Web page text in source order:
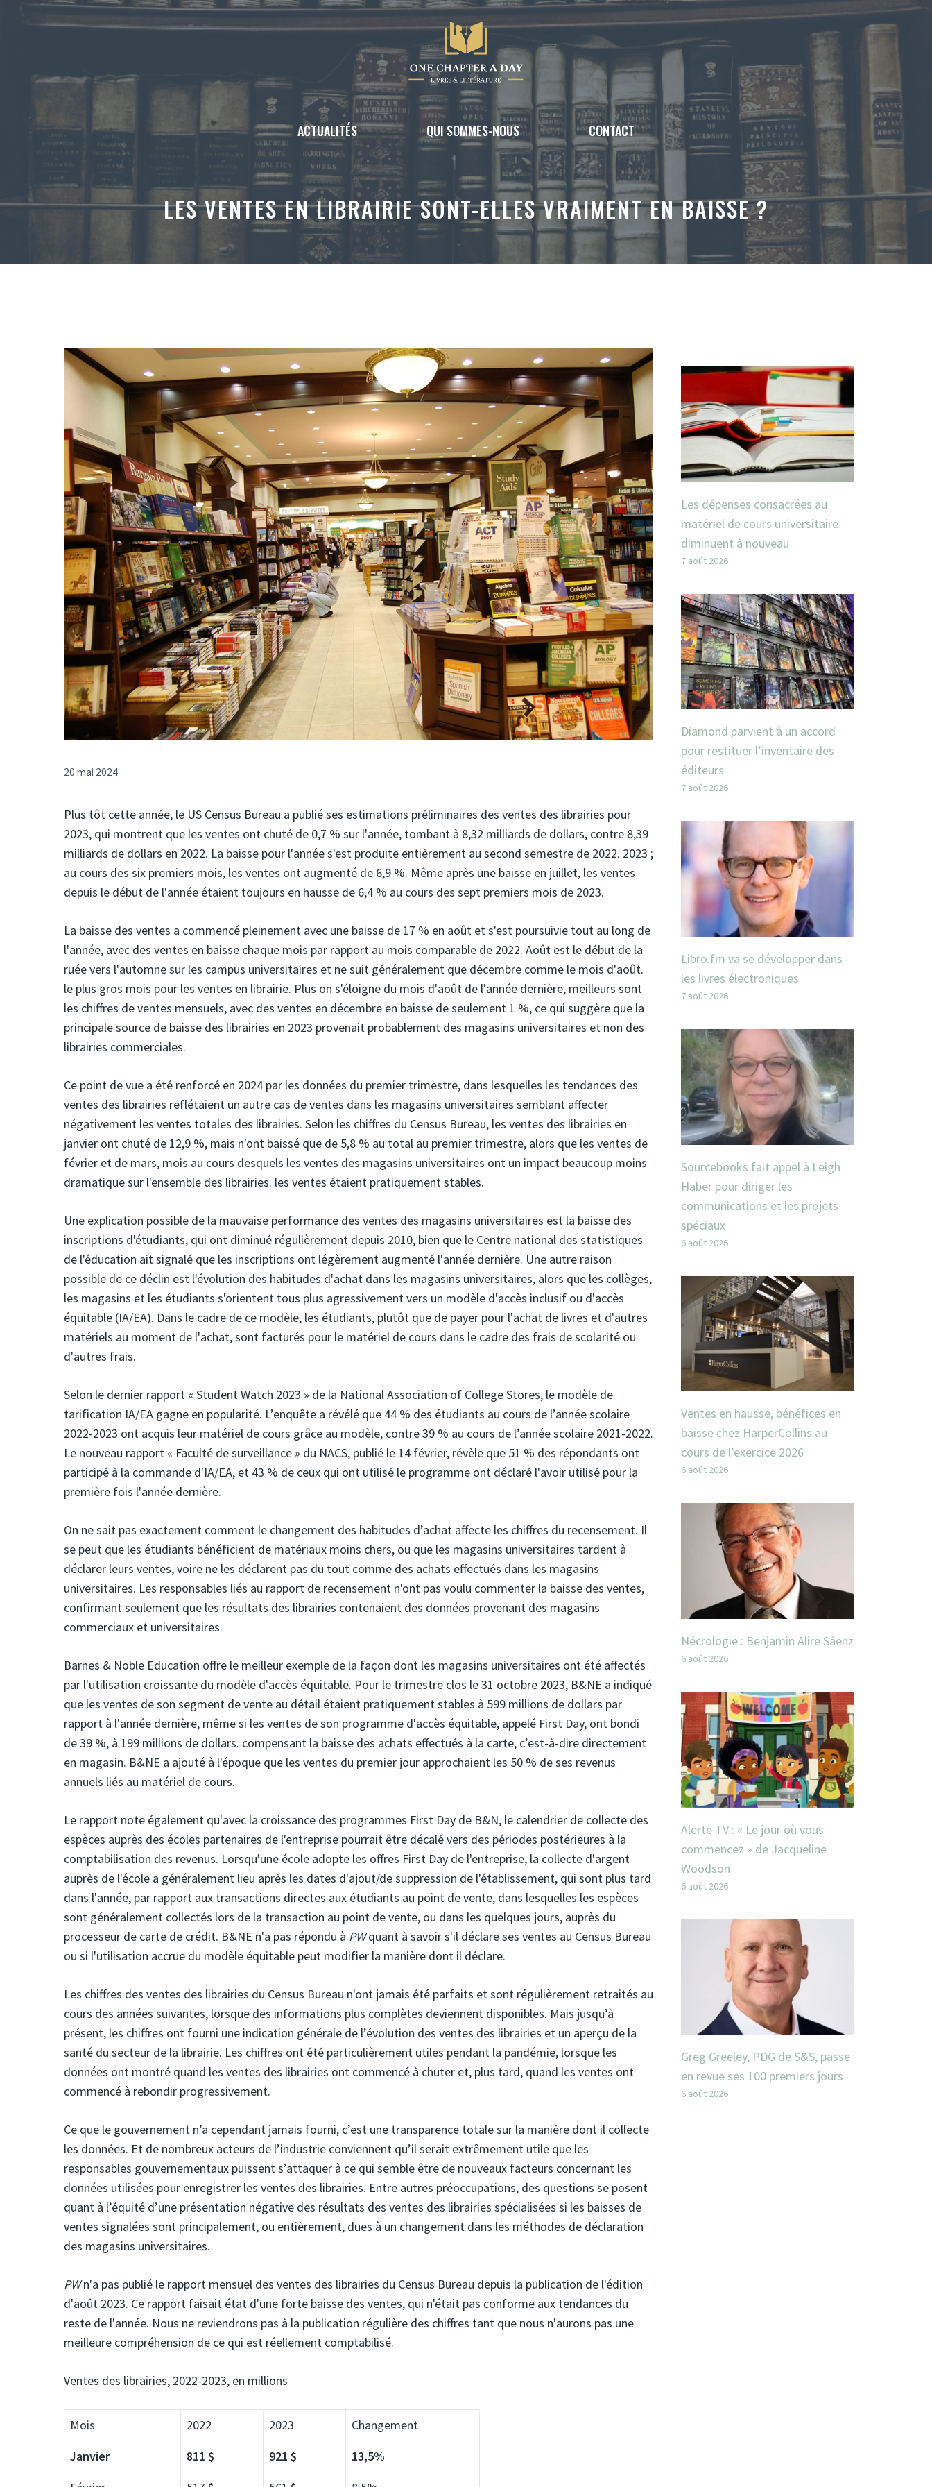
Aller
ACTUALITÉS QUI SOMMES-NOUS CONTACT
LES VENTES EN LIBRAIRIE SONT-ELLES VRAIMENT EN BAISSE ?
20 mai 2024
Plus tôt cette année, le US Census Bureau a publié ses estimations préliminaires des ventes des librairies pour
2023, qui montrent que les ventes ont chuté de 0,7 % sur l'année, tombant à 8,32 milliards de dollars, contre 8,39
milliards de dollars en 2022. La baisse pour l'année s'est produite entièrement au second semestre de 2022. 2023 ;
au cours des six premiers mois, les ventes ont augmenté de 6,9 ​​%. Même après une baisse en juillet, les ventes
depuis le début de l'année étaient toujours en hausse de 6,4 % au cours des sept premiers mois de 2023.
La baisse des ventes a commencé pleinement avec une baisse de 17 % en août et s'est poursuivie tout au long de
l'année, avec des ventes en baisse chaque mois par rapport au mois comparable de 2022. Août est le début de la
ruée vers l'automne sur les campus universitaires et ne suit généralement que décembre comme le mois d'août.
le plus gros mois pour les ventes en librairie. Plus on s'éloigne du mois d'août de l'année dernière, meilleurs sont
les chiffres de ventes mensuels, avec des ventes en décembre en baisse de seulement 1 %, ce qui suggère que la
principale source de baisse des librairies en 2023 provenait probablement des magasins universitaires et non des
librairies commerciales.
Ce point de vue a été renforcé en 2024 par les données du premier trimestre, dans lesquelles les tendances des
ventes des librairies reflétaient un autre cas de ventes dans les magasins universitaires semblant affecter
négativement les ventes totales des librairies. Selon les chiffres du Census Bureau, les ventes des librairies en
janvier ont chuté de 12,9 %, mais n'ont baissé que de 5,8 % au total au premier trimestre, alors que les ventes de
février et de mars, mois au cours desquels les ventes des magasins universitaires ont un impact beaucoup moins
dramatique sur l'ensemble des librairies. les ventes étaient pratiquement stables.
Une explication possible de la mauvaise performance des ventes des magasins universitaires est la baisse des
inscriptions d'étudiants, qui ont diminué régulièrement depuis 2010, bien que le Centre national des statistiques
de l'éducation ait signalé que les inscriptions ont légèrement augmenté l'année dernière. Une autre raison
possible de ce déclin est l'évolution des habitudes d'achat dans les magasins universitaires, alors que les collèges,
les magasins et les étudiants s'orientent tous plus agressivement vers un modèle d'accès inclusif ou d'accès
équitable (IA/EA). Dans le cadre de ce modèle, les étudiants, plutôt que de payer pour l'achat de livres et d'autres
matériels au moment de l'achat, sont facturés pour le matériel de cours dans le cadre des frais de scolarité ou
d'autres frais.
Selon le dernier rapport « Student Watch 2023 » de la National Association of College Stores, le modèle de
tarification IA/EA gagne en popularité. L’enquête a révélé que 44 % des étudiants au cours de l’année scolaire
2022-2023 ont acquis leur matériel de cours grâce au modèle, contre 39 % au cours de l’année scolaire 2021-2022.
Le nouveau rapport « Faculté de surveillance » du NACS, publié le 14 février, révèle que 51 % des répondants ont
participé à la commande d'IA/EA, et 43 % de ceux qui ont utilisé le programme ont déclaré l'avoir utilisé pour la
première fois l'année dernière.
On ne sait pas exactement comment le changement des habitudes d’achat affecte les chiffres du recensement. Il
se peut que les étudiants bénéficient de matériaux moins chers, ou que les magasins universitaires tardent à
déclarer leurs ventes, voire ne les déclarent pas du tout comme des achats effectués dans les magasins
universitaires. Les responsables liés au rapport de recensement n'ont pas voulu commenter la baisse des ventes,
confirmant seulement que les résultats des librairies contenaient des données provenant des magasins
commerciaux et universitaires.
Barnes & Noble Education offre le meilleur exemple de la façon dont les magasins universitaires ont été affectés
par l'utilisation croissante du modèle d'accès équitable. Pour le trimestre clos le 31 octobre 2023, B&NE a indiqué
que les ventes de son segment de vente au détail étaient pratiquement stables à 599 millions de dollars par
rapport à l'année dernière, même si les ventes de son programme d'accès équitable, appelé First Day, ont bondi
de 39 %, à 199 millions de dollars. compensant la baisse des achats effectués à la carte, c’est-à-dire directement
en magasin. B&NE a ajouté à l'époque que les ventes du premier jour approchaient les 50 % de ses revenus
annuels liés au matériel de cours.
Le rapport note également qu'avec la croissance des programmes First Day de B&N, le calendrier de collecte des
espèces auprès des écoles partenaires de l'entreprise pourrait être décalé vers des périodes postérieures à la
comptabilisation des revenus. Lorsqu'une école adopte les offres First Day de l'entreprise, la collecte d'argent
auprès de l'école a généralement lieu après les dates d'ajout/de suppression de l'établissement, qui sont plus tard
dans l'année, par rapport aux transactions directes aux étudiants au point de vente, dans lesquelles les espèces
sont généralement collectés lors de la transaction au point de vente, ou dans les quelques jours, auprès du
processeur de carte de crédit. B&NE n'a pas répondu à PWquant à savoir s'il déclare ses ventes au Census Bureau
ou si l'utilisation accrue du modèle équitable peut modifier la manière dont il déclare.
Les chiffres des ventes des librairies du Census Bureau n'ont jamais été parfaits et sont régulièrement retraités au
cours des années suivantes, lorsque des informations plus complètes deviennent disponibles. Mais jusqu’à
présent, les chiffres ont fourni une indication générale de l’évolution des ventes des librairies et un aperçu de la
santé du secteur de la librairie. Les chiffres ont été particulièrement utiles pendant la pandémie, lorsque les
données ont montré quand les ventes des librairies ont commencé à chuter et, plus tard, quand les ventes ont
commencé à rebondir progressivement.
Ce que le gouvernement n’a cependant jamais fourni, c’est une transparence totale sur la manière dont il collecte
les données. Et de nombreux acteurs de l’industrie conviennent qu’il serait extrêmement utile que les
responsables gouvernementaux puissent s’attaquer à ce qui semble être de nouveaux facteurs concernant les
données utilisées pour enregistrer les ventes des librairies. Entre autres préoccupations, des questions se posent
quant à l’équité d’une présentation négative des résultats des ventes des librairies spécialisées si les baisses de
ventes signalées sont principalement, ou entièrement, dues à un changement dans les méthodes de déclaration
des magasins universitaires.
PWn'a pas publié le rapport mensuel des ventes des librairies du Census Bureau depuis la publication de l'édition
d'août 2023. Ce rapport faisait état d'une forte baisse des ventes, qui n'était pas conforme aux tendances du
reste de l'année. Nous ne reviendrons pas à la publication régulière des chiffres tant que nous n'aurons pas une
meilleure compréhension de ce qui est réellement comptabilisé.
Ventes des librairies, 2022-2023, en millions
Mois 2022 2023
Changement
Janvier
811 $ 921 $
13,5%
Les dépenses consacrées au
matériel de cours universitaire
diminuent à nouveau
7 août 2026
Diamond parvient à un accord
pour restituer l’inventaire des
éditeurs
7 août 2026
Libro.fm va se développer dans
les livres électroniques
7 août 2026
Sourcebooks fait appel à Leigh
Haber pour diriger les
communications et les projets
spéciaux
6 août 2026
Ventes en hausse, bénéfices en
baisse chez HarperCollins au
cours de l’exercice 2026
6 août 2026
Nécrologie : Benjamin Alire Sáenz
6 août 2026
Alerte TV : « Le jour où vous
commencez » de Jacqueline
Woodson
6 août 2026
Greg Greeley, PDG de S&S, passe
en revue ses 100 premiers jours
6 août 2026